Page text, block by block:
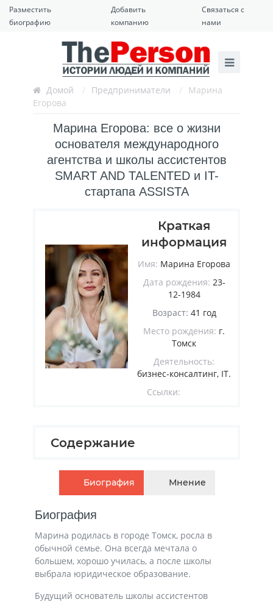
Разместить
биографию
Добавить
компанию
Связаться с
нами
Домой / Предприниматели / Марина
Егорова
Марина Егорова: все о жизни
основателя международного
агентства и школы ассистентов
SMART AND TALENTED и IT-
стартапа ASSISTA
Краткая
информация
Имя: Марина Егорова
Дата рождения: 23-
12-1984
Возраст: 41 год
Место рождения: г.
Томск
Деятельность:
бизнес-консалтинг, IT.
Ссылки:
Содержание
Биография Мнение
Биография
Марина родилась в городе Томск, росла в
обычной семье. Она всегда мечтала о
большем, хорошо училась, а после школы
выбрала юридическое образование.
Будущий основатель школы ассистентов